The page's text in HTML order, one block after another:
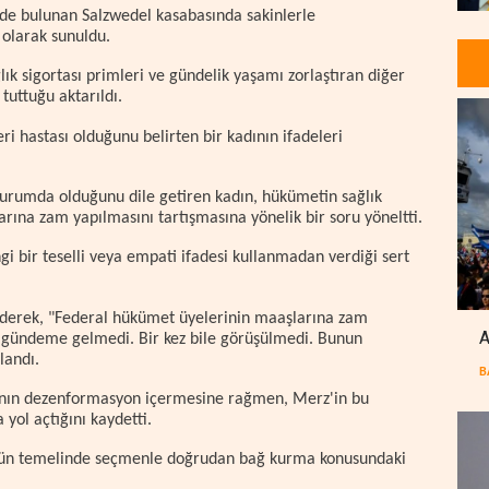
bulunan Salzwedel kasabasında sakinlerle
sunuldu.
sigortası primleri ve gündelik yaşamı zorlaştıran diğer
aktarıldı.
hastası olduğunu belirten bir kadının ifadeleri
olduğunu dile getiren kadın, hükümetin sağlık
zam yapılmasını tartışmasına yönelik bir soru yöneltti.
bir teselli veya empati ifadesi kullanmadan verdiği sert
"Federal hükümet üyelerinin maaşlarına zam
gelmedi. Bir kez bile görüşülmedi. Bunun
dezenformasyon içermesine rağmen, Merz'in bu
açtığını kaydetti.
temelinde seçmenle doğrudan bağ kurma konusundaki